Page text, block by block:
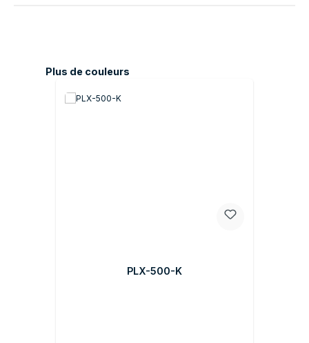
Ignorer la galerie de produits
Plus de couleurs
PLX-500-K